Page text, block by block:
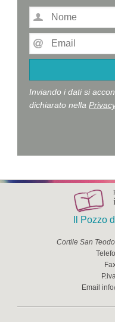
Inviando i dati si
dichiarato nella
Il Pozzo
Cortile San
Email